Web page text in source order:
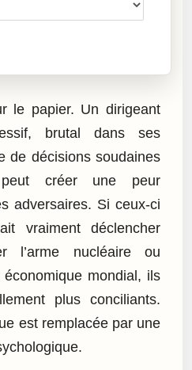
le papier. Un dirigeant
brutal dans ses
de décisions soudaines
créer une peur
adversaires. Si ceux-ci
vraiment déclencher
l’arme nucléaire ou
mondial, ils
plus conciliants.
est remplacée par une